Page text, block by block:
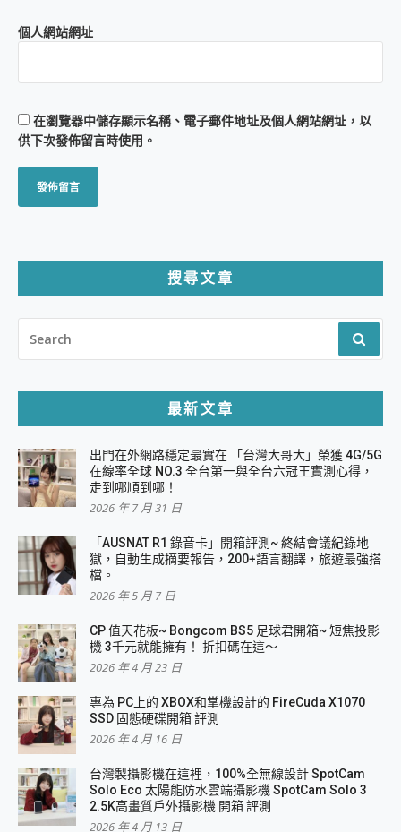
個人網站網址
在瀏覽器中儲存顯示名稱、電子郵件地址及個人網站網址，以
供下次發佈留言時使用。
搜尋文章
FOR:
最新文章
出門在外網路穩定最實在 「台灣大哥大」榮獲 4G/5G
在線率全球 NO.3 全台第一與全台六冠王實測心得，
走到哪順到哪！
2026 年 7 月 31 日
「AUSNAT R1 錄音卡」開箱評測~ 終結會議紀錄地
獄，自動生成摘要報告，200+語言翻譯，旅遊最強搭
檔。
2026 年 5 月 7 日
CP 值天花板~ Bongcom BS5 足球君開箱~ 短焦投影
機 3千元就能擁有！ 折扣碼在這～
2026 年 4 月 23 日
專為 PC上的 XBOX和掌機設計的 FireCuda X1070
SSD 固態硬碟開箱 評測
2026 年 4 月 16 日
台灣製攝影機在這裡，100%全無線設計 SpotCam
Solo Eco 太陽能防水雲端攝影機 SpotCam Solo 3
2.5K高畫質戶外攝影機 開箱 評測
2026 年 4 月 13 日